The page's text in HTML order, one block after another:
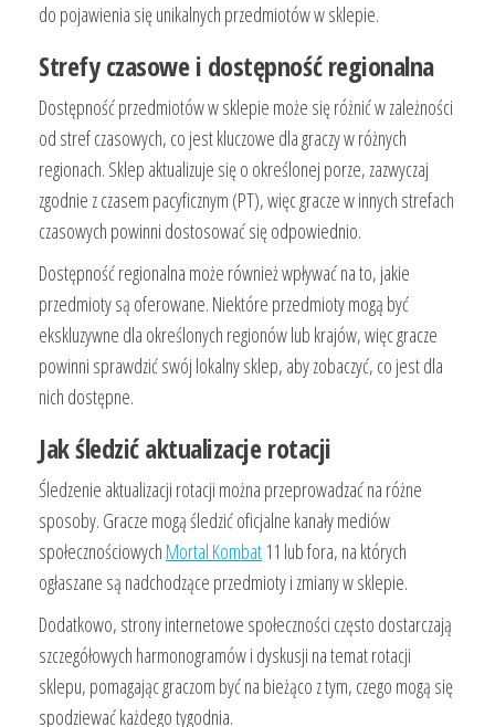
do pojawienia się unikalnych przedmiotów w sklepie.
Strefy czasowe i dostępność regionalna
Dostępność przedmiotów w sklepie może się różnić w zależności
od stref czasowych, co jest kluczowe dla graczy w różnych
regionach. Sklep aktualizuje się o określonej porze, zazwyczaj
zgodnie z czasem pacyficznym (PT), więc gracze w innych strefach
czasowych powinni dostosować się odpowiednio.
Dostępność regionalna może również wpływać na to, jakie
przedmioty są oferowane. Niektóre przedmioty mogą być
ekskluzywne dla określonych regionów lub krajów, więc gracze
powinni sprawdzić swój lokalny sklep, aby zobaczyć, co jest dla
nich dostępne.
Jak śledzić aktualizacje rotacji
Śledzenie aktualizacji rotacji można przeprowadzać na różne
sposoby. Gracze mogą śledzić oficjalne kanały mediów
społecznościowych Mortal Kombat 11 lub fora, na których
ogłaszane są nadchodzące przedmioty i zmiany w sklepie.
Dodatkowo, strony internetowe społeczności często dostarczają
szczegółowych harmonogramów i dyskusji na temat rotacji
sklepu, pomagając graczom być na bieżąco z tym, czego mogą się
spodziewać każdego tygodnia.